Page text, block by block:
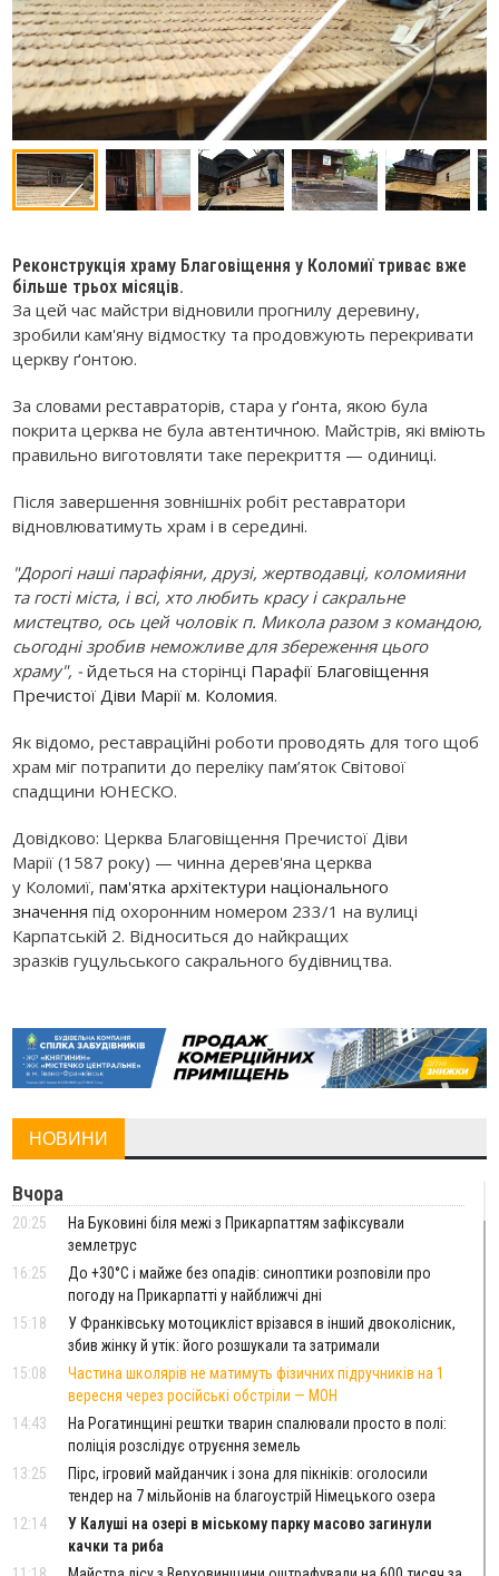
Реконструкція храму Благовіщення у Коломиї триває вже
більше трьох місяців.
За цей час майстри відновили прогнилу деревину,
зробили кам'яну відмостку та продовжують перекривати
церкву ґонтою.
За словами реставраторів, стара у ґонта, якою була
покрита церква не була автентичною. Майстрів, які вміють
правильно виготовляти таке перекриття — одиниці.
Після завершення зовнішніх робіт реставратори
відновлюватимуть храм і в середині.
"Дорогі наші парафіяни, друзі, жертводавці, коломияни
та гості міста, і всі, хто любить красу і сакральне
мистецтво, ось цей чоловік п. Микола разом з командою,
сьогодні зробив неможливе для збереження цього
храму", -йдеться на сторінці Парафії Благовіщення
Пречистої Діви Марії м. Коломия.
Як відомо, реставраційні роботи проводять для того щоб
храм міг потрапити до переліку пам’яток Світової
спадщини ЮНЕСКО.
Довідково: Церква Благовіщення Пречистої Діви
Марії (1587 року) — чинна дерев'яна церква
у Коломиї,пам'ятка архітектури національного
значення під охоронним номером 233/1 на вулиці
Карпатській 2. Відноситься до найкращих
зразків гуцульського сакрального будівництва.
НОВИНИ
Вчора
20:25
На Буковині біля межі з Прикарпаттям зафіксували
землетрус
16:25
До +30°C і майже без опадів: синоптики розповіли про
погоду на Прикарпатті у найближчі дні
15:18
У Франківську мотоцикліст врізався в інший двоколісник,
збив жінку й утік: його розшукали та затримали
15:08
Частина школярів не матимуть фізичних підручників на 1
вересня через російські обстріли — МОН
14:43
На Рогатинщині рештки тварин спалювали просто в полі:
поліція розслідує отруєння земель
13:25
Пірс, ігровий майданчик і зона для пікніків: оголосили
тендер на 7 мільйонів на благоустрій Німецького озера
12:14
У Калуші на озері в міському парку масово загинули
качки та риба